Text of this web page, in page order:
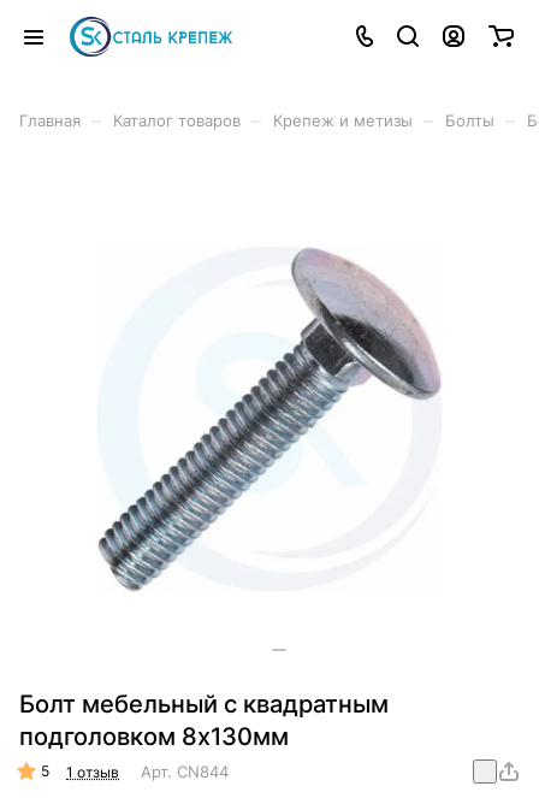
Главная Каталог товаров Крепеж и метизы Болты
Болт мебельный с квадратным
подголовком 8х130мм
5 1 отзыв Арт. CN844